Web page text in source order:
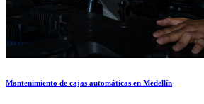
Mantenimiento de cajas automáticas en Medellín